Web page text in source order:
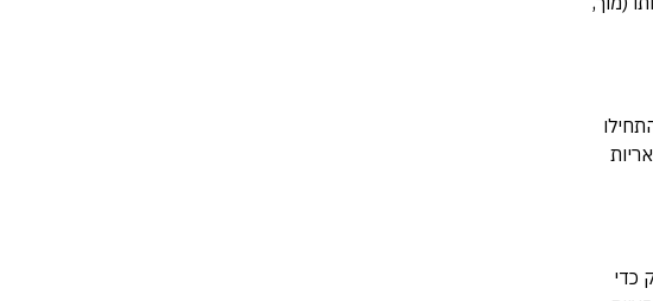
כדי